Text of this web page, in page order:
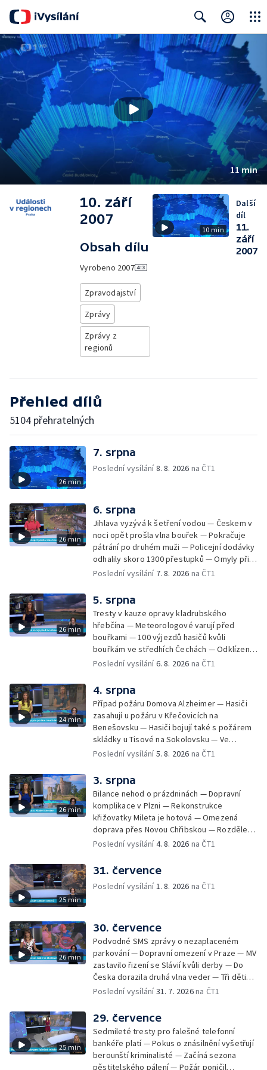
Search Close
11 min
10. září
2007
Obsah dílu
Vyrobeno 2007
Zpravodajství
Zprávy
Zprávy z
regionů
10 min
Další
díl
11.
září
2007
Přehled dílů
5104 přehratelných
26 min
7. srpna
Poslední vysílání8. 8. 2026 na ČT1
26 min
6. srpna
Jihlava vyzývá k šetření vodou — Českem v
noci opět prošla vlna bouřek — Pokračuje
pátrání po druhém muži — Policejní dodávky
odhalily skoro 1300 přestupků — Omyly při
nouzovém volání o pomoc — Hradec Králové
rekord v hromadném seskoku parašutistů —
Chovné rybníky na Českolipsku pustoší
vydry — Instalace nové sochy v Mariánských
Lázních — Sedmiletý trest za dotační
podvod s projektem Technologického parku
v Písku — Dětský tábor na Brutal Assault —
Turistická trasa Svatojánské proudy zůstává
— Cestování za pozorováním noční oblohy
Poslední vysílání 7. 8. 2026 na ČT1
26 min
5. srpna
Tresty v kauze opravy kladrubského
hřebčína — Meteorologové varují před
bouřkami — 100 výjezdů hasičů kvůli
bouřkám ve středhích Čechách — Odklízení
škod po bouřkách — Hasiči likvidovali
Václavském náměstí — Necelý kilometr řeky
Otavy u šumavského Annína je téměř bez
vody — Pátrání po dvou mužích na jezeře
Most — Tábor pro děti odsouzených — Tábor
pomáhá dětem orientovat se na trhu práce
— Začal festival Brutal Assault — Cyklysta
spadl v Karlvoych Varech do řeky —
pastí na hmyz se chytají ptáci
Poslední vysílání6. 8. 2026 na ČT1
24 min
4. srpna
Případ požáru Domova Alzheimer — Hasiči
zasahují u požáru v Křečovicích na
Benešovsku — Hasiči bojují také s požárem
skládky u Tisové na Sokolovsku — Ve
Strážnici na Hodonínsku padl další teplotní
zřítil strop — Požár lesa u šumavských
Nezdic — Modernizace úseku dálnice D8 —
Ocenění pro řidiče za záchranu ženy —
Skončily lhůty pro podání volebních listin —
Tři případy utonutí na jihu Čech — Na řece
Orlici nelze plout kvůli demolici mostu —
Čištění Karlova mostu — Porušování pravidel
borůvek na Šumavě — Revitalizovaný rybník
bez vody — Ruční výroba mozaiky pro
liberecký bazén
Poslední vysílání5. 8. 2026 na ČT1
26 min
3. srpna
Bilance nehod o prázdninách — Dopravní
komplikace v Plzni — Rekonstrukce
křižovatky Mileta je hotová — Omezená
doprava přes Novou Chřibskou — Rozdělení
peněz ušetřených za rekultivace — Světový
Příbramsku hořel les — Na Novoborsku
dopadli žháře — Česko se potýký s
nedostatkem vody — Ochrana organismu
Nelegání hřbitov domácích mazlíčků — Státní
zastupitelství zrušilo trestní stíhání ženy z
Teplicka, kterou policie dříve obvinila z
týrání koček — Péče o seniory jako brigáda
— Po pádu stromů prověří alej odborníci —
Tradiční neckyáda v Želivi na Pelhřimovsku —
Festival Hrady CZ poprvé na Hluboké
Poslední vysílání4. 8. 2026 na ČT1
25 min
31. července
Poslední vysílání1. 8. 2026 na ČT1
26 min
30. července
Podvodné SMS zprávy o nezaplaceném
parkování — Dopravní omezení v Praze — MV
zastavilo řizení se Slávií kvůli derby — Do
Česka dorazila druhá vlna veder — Tři děti
zůstali v rozpáleném autě — Problém s
mraženými potravinami v horku — Slavnostní
vyřazení absolventů Univerzity obrany —
Zájem o obytné vozy roste — Praha má
novou servisní loď — Vidická samoobslužná
prodejna si na provoz vydělá — U jezera
Poslední vysílání31. 7. 2026na ČT1
25 min
29. července
Sedmileté tresty pro falešné telefonní
bankéře platí — Pokus o znásilnění vyšetřují
berounští kriminalisté — Začíná sezona
pěstitelského pálení — Požár poničil